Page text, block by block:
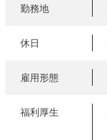
勤務地
休日
雇用形態
福利厚生